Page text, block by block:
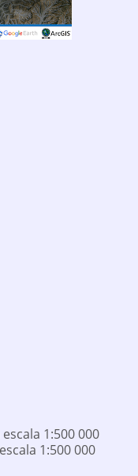
escala 1:500 000
1:500 000